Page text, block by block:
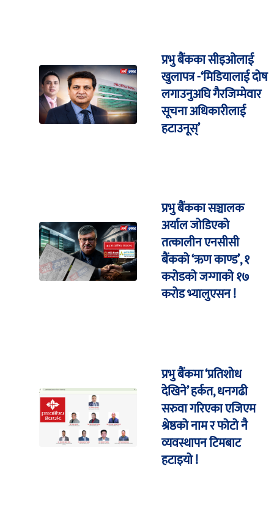
प्रभु बैंकका सीइओलाई
खुलापत्र -‘मिडियालाई दोष
लगाउनुअघि गैरजिम्मेवार
सूचना अधिकारीलाई
हटाउनूस्’
प्रभु बैंकका सञ्चालक
अर्याल जोडिएको
तत्कालीन एनसीसी
बैंकको ‘ऋण काण्ड’, १
करोडको जग्गाको १७
करोड भ्यालुएसन !
प्रभु बैंकमा ‘प्रतिशोध
देखिने’ हर्कत, धनगढी
सरुवा गरिएका एजिएम
श्रेष्ठको नाम र फोटो नै
व्यवस्थापन टिमबाट
हटाइयो !